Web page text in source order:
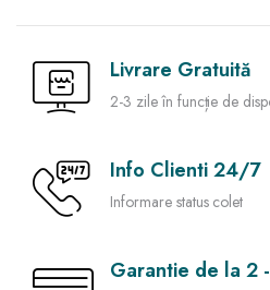
Livrare Gratuită
2-3 zile în funcție de
Info Clienti 24/7
Informare status colet
Garantie de la 2